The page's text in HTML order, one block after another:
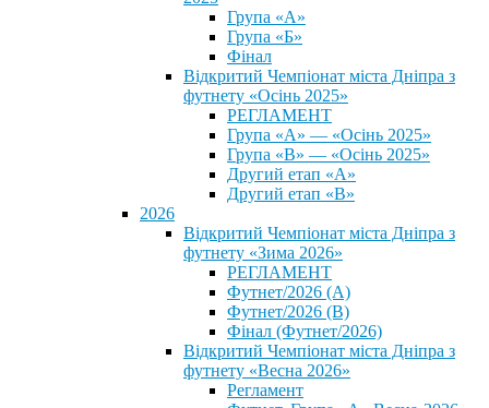
Група «А»
Група «Б»
Фінал
Відкритий Чемпіонат міста Дніпра з
футнету «Осінь 2025»
РЕГЛАМЕНТ
Група «А» — «Осінь 2025»
Група «В» — «Осінь 2025»
Другий етап «А»
Другий етап «В»
2026
Відкритий Чемпіонат міста Дніпра з
футнету «Зима 2026»
РЕГЛАМЕНТ
Футнет/2026 (А)
Футнет/2026 (В)
Фінал (Футнет/2026)
Відкритий Чемпіонат міста Дніпра з
футнету «Весна 2026»
Регламент